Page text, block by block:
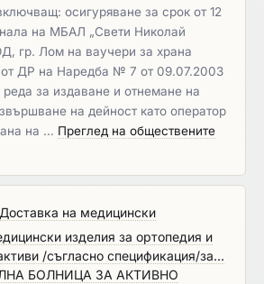
осигуряване за срок от 12
на МБАЛ „Свети Николай
гр. Лом на ваучери за храна
от ДР на Наредба № 7 от 09.07.2003
реда за издаване и отнемане на
на дейност като оператор
на … Преглед на обществените
Доставка на медицински
изделия за ортопедия и
/съгласно спецификация/за...
БОЛНИЦА ЗА АКТИВНО